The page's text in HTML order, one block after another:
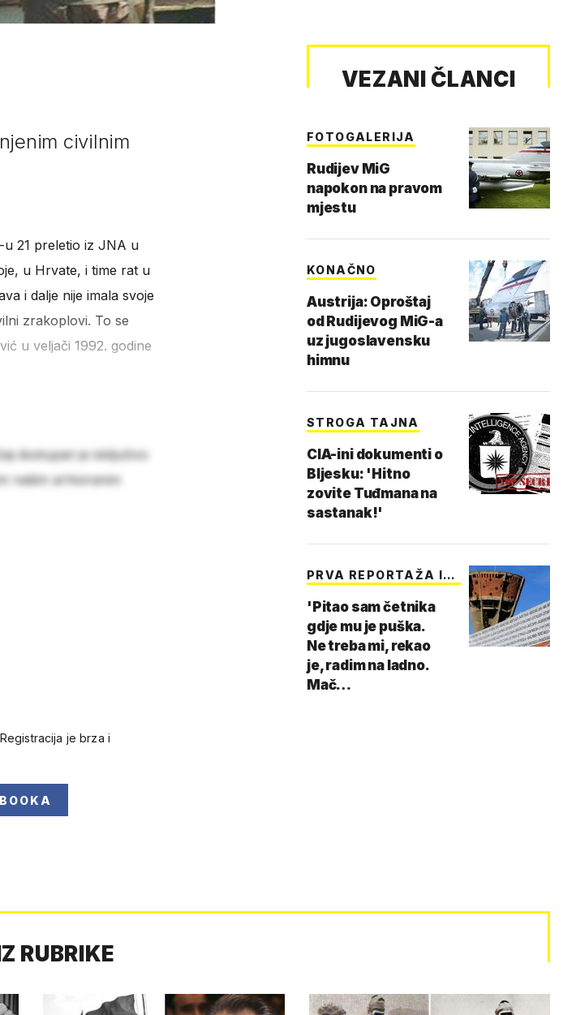
civilnim
u 21 preletio iz JNA u
u Hrvate, i time rat u
i dalje nije imala svoje
zrakoplovi. To se
u veljači 1992. godine
dostupan je isključivo
našim arhiviranim
je brza i
VEZANI ČLANCI
FOTOGALERIJA
Rudijev MiG
napokon na pravom
mjestu
KONAČNO
Austrija: Oproštaj
od Rudijevog MiG-a
uz jugoslavensku
himnu
STROGA TAJNA
CIA-ini dokumenti o
Bljesku: 'Hitno
zovite Tuđmana na
sastanak!'
PRVA REPORTAŽA IZ
'Pitao sam četnika
gdje mu je puška.
Ne treba mi, rekao
je, radim na ladno.
Mač…
RUBRIKE